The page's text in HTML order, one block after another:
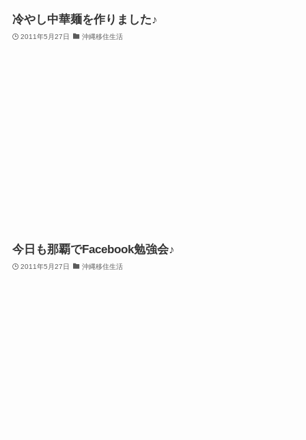
冷やし中華麺を作りました♪
2011年5月27日 沖縄移住生活
今日も那覇でFacebook勉強会♪
2011年5月27日 沖縄移住生活